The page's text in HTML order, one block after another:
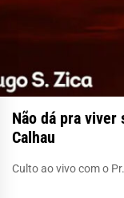
Não dá pra
Calhau
Culto ao vivo com o